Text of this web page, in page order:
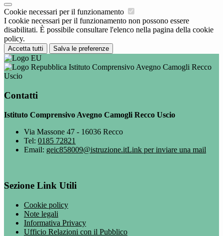
Cookie necessari per il funzionamento
I cookie necessari per il funzionamento non possono essere
disabilitati. È possibile consultare l'elenco nella pagina della cookie
policy.
Accetta tutti Salva le preferenze
Istituto Comprensivo Avegno Camogli Recco
Uscio
Contatti
Istituto Comprensivo Avegno Camogli Recco Uscio
Via Massone 47 - 16036 Recco
Tel: 0185 72821
Email: geic858009@istruzione.itLink per inviare una mail
Sezione Link Utili
Cookie policy
Note legali
Informativa Privacy
Ufficio Relazioni con il Pubblico